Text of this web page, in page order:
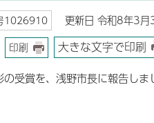
1026910 更新日 令和8年3月
印刷 大きな文字で印刷
受賞を、浅野市長に報告しま